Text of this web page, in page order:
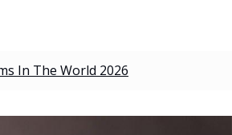
In The World 2026